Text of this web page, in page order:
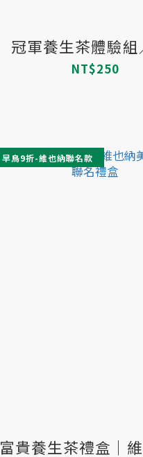
冠軍養生茶體驗
NT$250
早鳥9折-維也納聯名款
富貴養生茶禮盒｜